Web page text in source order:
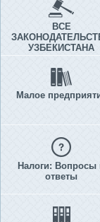
ВСЕ
УЗБЕКИСТАНА
Малое
Налоги: Вопросы
ответы